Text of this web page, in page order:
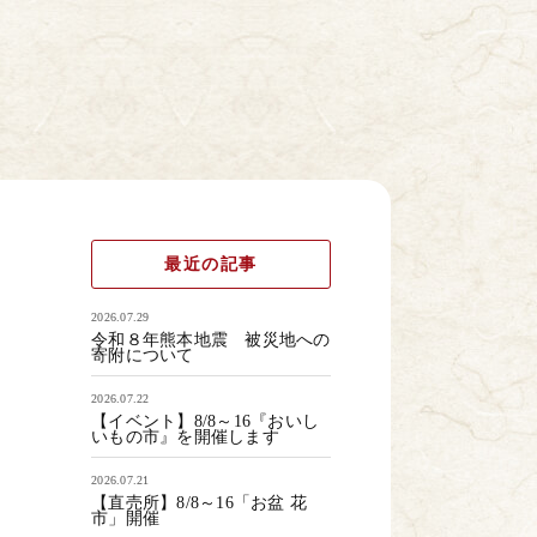
最近の記事
2026.07.29
令和８年熊本地震 被災地への
寄附について
2026.07.22
【イベント】8/8～16『おいし
いもの市』を開催します
2026.07.21
【直売所】8/8～16「お盆 花
市」開催